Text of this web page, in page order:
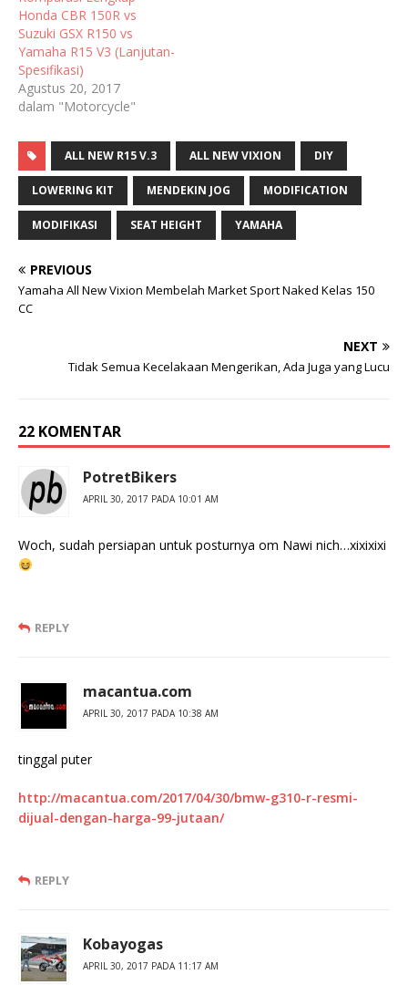
Honda CBR 150R vs
Suzuki GSX R150 vs
Yamaha R15 V3 (Lanjutan-
Spesifikasi)
Agustus 20, 2017
dalam "Motorcycle"
ALL NEW R15 V.3 ALL NEW VIXION DIY
LOWERING KIT MENDEKIN JOG MODIFICATION
MODIFIKASI SEAT HEIGHT YAMAHA
PREVIOUS
Yamaha All New Vixion Membelah Market Sport Naked Kelas 150
CC
NEXT
Tidak Semua Kecelakaan Mengerikan, Ada Juga yang Lucu
22 KOMENTAR
PotretBikers
APRIL 30, 2017 PADA 10:01 AM
Woch, sudah persiapan untuk posturnya om Nawi nich…xixixixi
REPLY
macantua.com
APRIL 30, 2017 PADA 10:38 AM
tinggal puter
http://macantua.com/2017/04/30/bmw-g310-r-resmi-
dijual-dengan-harga-99-jutaan/
REPLY
Kobayogas
APRIL 30, 2017 PADA 11:17 AM